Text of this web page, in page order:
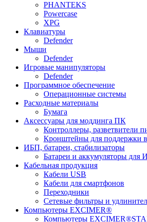
PHANTEKS
Powercase
XPG
Клавиатуры
Defender
Мыши
Defender
Игровые манипуляторы
Defender
Программное обеспечение
Операционные системы
Расходные материалы
Бумага
Аксессуары для моддинга ПК
Контроллеры, разветвители
Кронштейны для поддержки
ИБП, батареи, стабилизаторы
Батареи и аккумуляторы для
Кабельная продукция
Кабели USB
Кабели для смартфонов
Переходники
Сетевые фильтры и
Компьютеры EXCIMER®
Компьютеры